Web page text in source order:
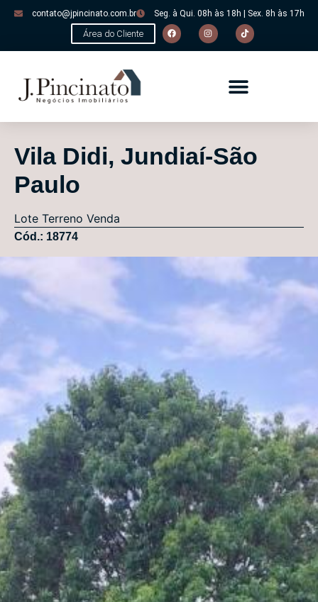
contato@jpincinato.com.br Seg. à Qui. 08h às 18h | Sex. 8h às 17h
Área do Cliente
Vila Didi, Jundiaí-São
Paulo
Lote Terreno Venda
Cód.: 18774